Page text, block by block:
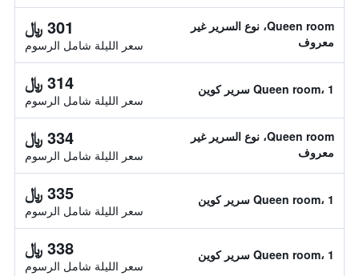
Queen room، نوع السرير غير
معروف
301 ﷼
سعر الليلة شامل الرسوم
Queen room، 1 سرير كوين 314 ﷼
سعر الليلة شامل الرسوم
Queen room، نوع السرير غير
معروف
334 ﷼
سعر الليلة شامل الرسوم
Queen room، 1 سرير كوين 335 ﷼
سعر الليلة شامل الرسوم
Queen room، 1 سرير كوين 338 ﷼
سعر الليلة شامل الرسوم